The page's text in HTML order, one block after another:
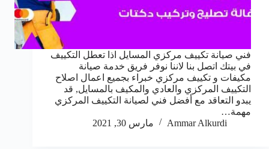
فني صيانة تكييف مركزي المسايل اذا تعطل التكييف
في بيتك اتصل بنا لاننا نوفر فريق خدمة صيانة
مكيفات و تكييف مركزي خبراء بجميع اعمال اصلاح
التكييف المركزي والعادي والمكيف بالمسايل, قد
يبدو التعاقد مع أفضل فني لصيانة التكييف المركزي
مهمة…
Ammar Alkurdi
مارس 30, 2021